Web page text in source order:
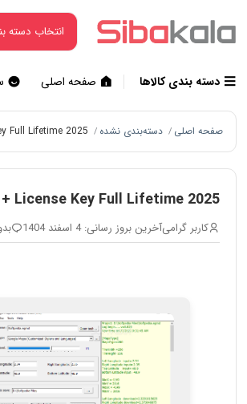
دسته بندی کالاها صفحه اصلی
صفحه اصلی / دسته‌بندی نشده /
Full Lifetime 2025
License Key Full Lifetime 2025
کاربر گرامیآخرین بروز رسانی: 4 اسفند 1404